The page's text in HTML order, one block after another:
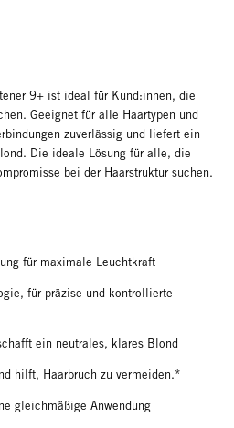
9+ ist ideal für Kund:innen, die
Geeignet für alle Haartypen und
zuverlässig und liefert ein
Die ideale Lösung für alle, die
bei der Haarstruktur suchen.
für maximale Leuchtkraft
für präzise und kontrollierte
ein neutrales, klares Blond
hilft, Haarbruch zu vermeiden.*
gleichmäßige Anwendung